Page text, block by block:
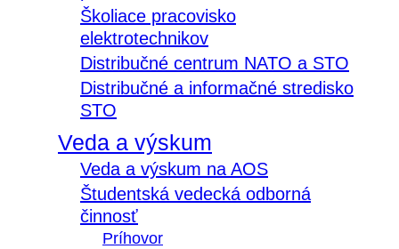
Školiace pracovisko
elektrotechnikov
Distribučné centrum NATO a STO
Distribučné a informačné stredisko
STO
Veda a výskum
Veda a výskum na AOS
Študentská vedecká odborná
činnosť
Príhovor